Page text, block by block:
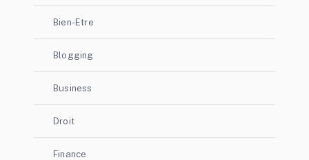
Bien-Etre
Blogging
Business
Droit
Finance